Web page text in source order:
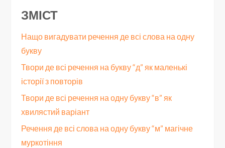
ЗМІСТ
Нащо вигадувати речення де всі слова на одну
букву
Твори де всі речення на букву “д” як маленькі
історії з повторів
Твори де всі речення на одну букву “в” як
хвилястий варіант
Речення де всі слова на одну букву “м” магічне
муркотіння